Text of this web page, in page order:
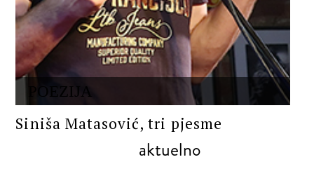
POEZIJA
Siniša Matasović, tri pjesme
aktuelno